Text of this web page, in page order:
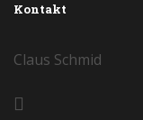
Kontakt
Claus Schmid